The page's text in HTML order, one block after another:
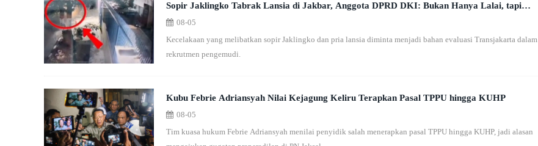
Sopir Jaklingko Tabrak Lansia di Jakbar, Anggota DPRD DKI: Bukan Hanya Lalai, tapi
Masalah Integritas
08-05
Kecelakaan yang melibatkan sopir Jaklingko dan pria lansia diminta menjadi bahan evaluasi Transjakarta dalam
rekrutmen pengemudi.
Kubu Febrie Adriansyah Nilai Kejagung Keliru Terapkan Pasal TPPU hingga KUHP
08-05
Tim kuasa hukum Febrie Adriansyah menilai penyidik salah menerapkan pasal TPPU hingga KUHP, jadi alasan